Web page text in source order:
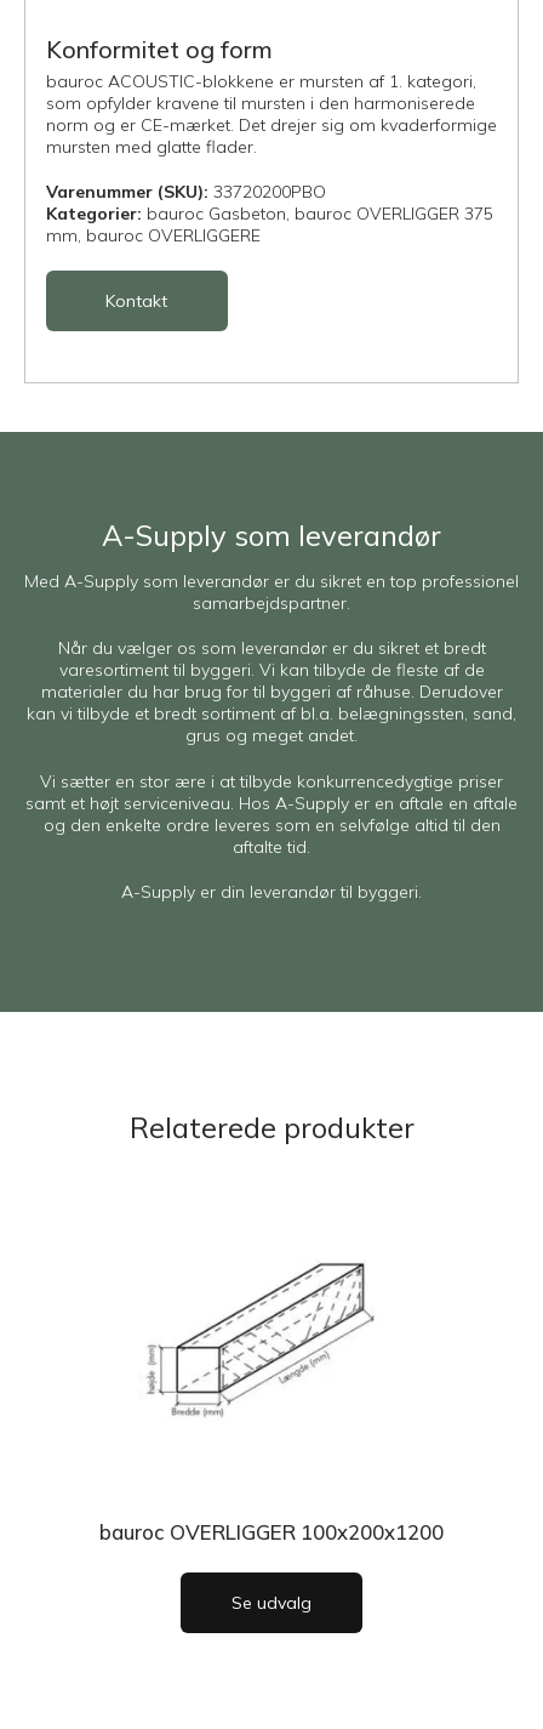
Konformitet og form
bauroc ACOUSTIC-blokkene er mursten af 1. kategori,
som opfylder kravene til mursten i den harmoniserede
norm og er CE-mærket. Det drejer sig om kvaderformige
mursten med glatte flader.
Varenummer (SKU): 33720200PBO
Kategorier: bauroc Gasbeton, bauroc OVERLIGGER 375
mm, bauroc OVERLIGGERE
Kontakt
A-Supply som leverandør
Med A-Supply som leverandør er du sikret en top professionel
samarbejdspartner.
Når du vælger os som leverandør er du sikret et bredt
varesortiment til byggeri. Vi kan tilbyde de fleste af de
materialer du har brug for til byggeri af råhuse. Derudover
kan vi tilbyde et bredt sortiment af bl.a. belægningssten, sand,
grus og meget andet.
Vi sætter en stor ære i at tilbyde konkurrencedygtige priser
samt et højt serviceniveau. Hos A-Supply er en aftale en aftale
og den enkelte ordre leveres som en selvfølge altid til den
aftalte tid.
A-Supply er din leverandør til byggeri.
Relaterede produkter
bauroc OVERLIGGER 100x200x1200
Se udvalg